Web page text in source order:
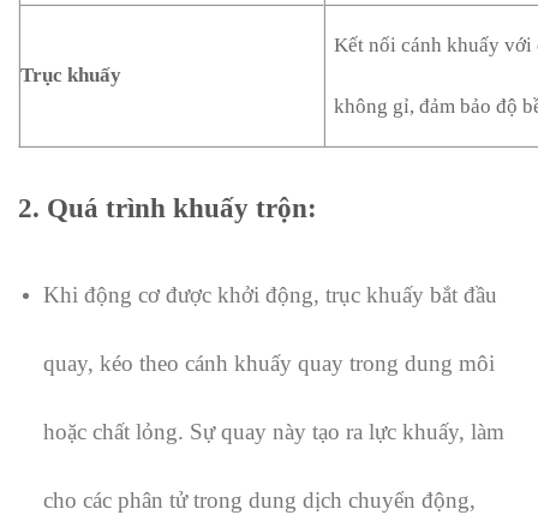
Trục khuấy
Kết nối cánh khuấy với
không gỉ, đảm bảo độ
2. Quá trình khuấy trộn:
Khi động cơ được khởi động, trục khuấy bắt đầu
quay, kéo theo cánh khuấy quay trong dung môi
hoặc chất lỏng. Sự quay này tạo ra lực khuấy, làm
cho các phân tử trong dung dịch chuyển động,